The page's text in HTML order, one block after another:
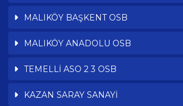
MALIKÖY BAŞKENT OSB
MALIKÖY ANADOLU OSB
TEMELLİ ASO 2 3 OSB
KAZAN SARAY SANAYİ